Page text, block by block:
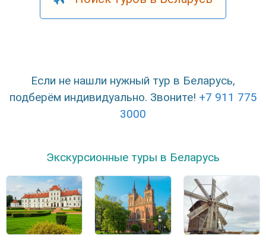
Если не нашли нужный тур в Беларусь,
подберём индивидуально. Звоните! +7 911 775
3000
Экскурсионные туры в Беларусь